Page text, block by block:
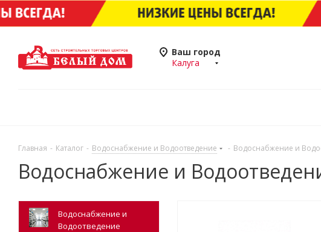
Ваш город
Калуга
Главная - Каталог - Водоснабжение и Водоотведение - Водоснабжение и
Водоснабжение и
Водоснабжение и
Водоотведение